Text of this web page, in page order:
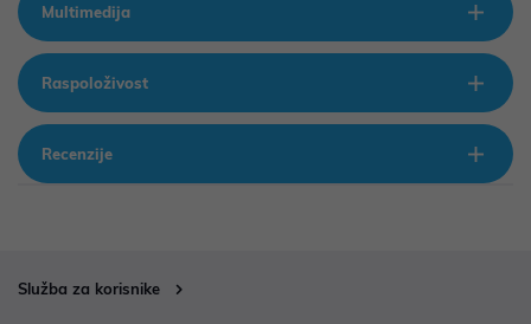
Multimedija
Raspoloživost
Recenzije
Služba za korisnike